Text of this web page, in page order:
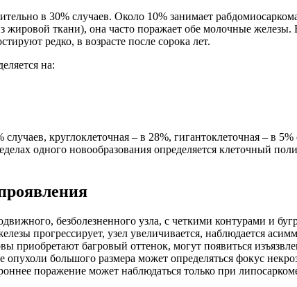
в 30% случаев. Около 10% занимает
ткани), она часто поражает обе молочные
редко, в возрасте после сорока лет.
на:
круглоклеточная – в 28%, гигантоклеточная – в
одного новообразования определяется клеточный
безболезненного узла, с четкими контурами и
прогрессирует, узел увеличивается, наблюдается
багровый оттенок, могут появиться
большого размера может определяться фокус
поражение может наблюдаться только при